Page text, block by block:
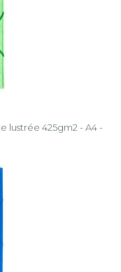
lustrée 425gm2 - A4 -